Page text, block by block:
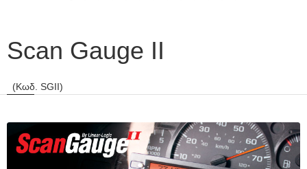
Scan Gauge II
(Κωδ. SGII)